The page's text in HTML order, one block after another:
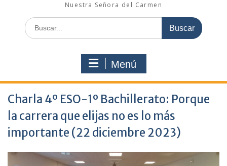
Nuestra Señora del Carmen
Buscar:
Menú
Charla 4º ESO-1º Bachillerato: Porque
la carrera que elijas no es lo más
importante (22 diciembre 2023)